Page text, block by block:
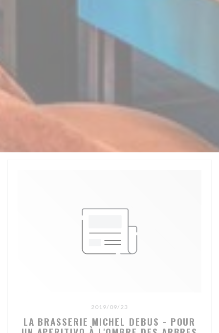
2019/09/23
LA BRASSERIE MICHEL DEBUS - POUR